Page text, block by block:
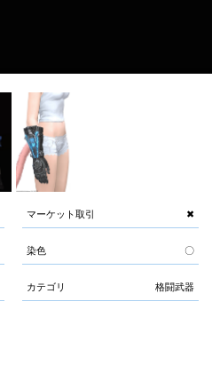
マーケット取引 ✖
染色 〇
カテゴリ 格闘武器